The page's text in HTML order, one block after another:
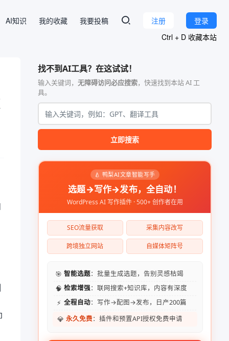
登录
注册
AI知识 我的收藏
我要投稿
Ctrl + D 收藏本站
找不到AI工具？在这试试！
输入关键词， 无障碍访问必应搜索，快速找到本站 AI 工
具。
立即搜索
🍐 鸭梨AI文章智能写手
选题→写作→发布，全自动！
WordPress AI 写作插件 · 500+ 创作者在用
SEO流量获取 采集内容改写
跨境独立网站 自媒体矩阵号
🎯 智能选题：批量生成选题，告别灵感枯竭
🧠 检索增强：联网搜索+知识库，内容有深度
⚡ 全程自动：写作→配图→发布，日产200篇
💎 永久免费：插件和预置API授权免费申请